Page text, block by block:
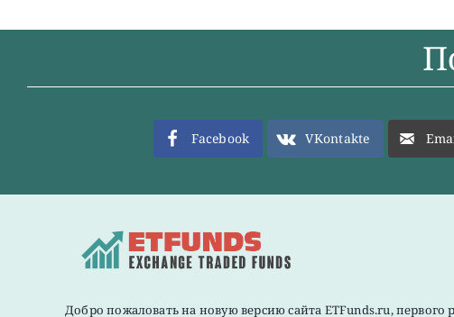
Facebook VKontakte
Добро пожаловать на новую версию сайта ETFunds.ru, первого